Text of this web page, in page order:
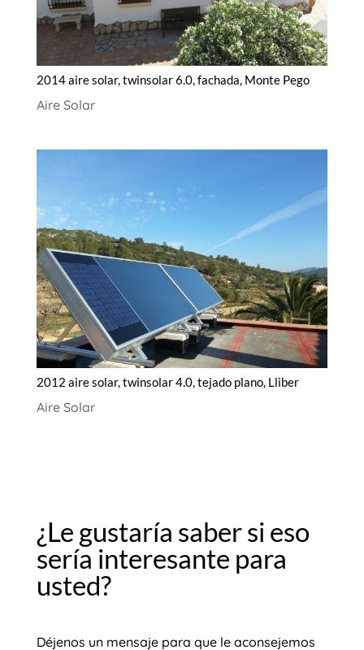
2014 aire solar, twinsolar 6.0, fachada, Monte Pego
Aire Solar
2012 aire solar, twinsolar 4.0, tejado plano, Lliber
Aire Solar
¿Le gustaría saber si eso
sería interesante para
usted?
Déjenos un mensaje para que le aconsejemos